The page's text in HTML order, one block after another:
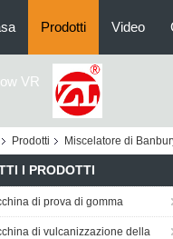
Prodotti Video
VR
Prodotti Miscelatore di
I PRODOTTI
di prova di gomma
di vulcanizzazione della